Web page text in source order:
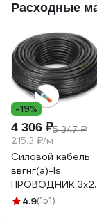
Расходные
-19%
4 306 ₽5 347 ₽
215.3 ₽/м
Силовой кабель
ввгнг(a)-ls
ПРОВОДНИК
мм2, 20м
4.9(151)